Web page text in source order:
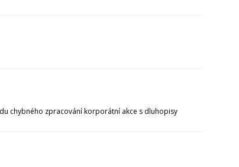
chybného zpracování korporátní akce s dluhopisy